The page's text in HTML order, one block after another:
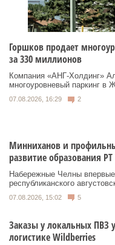
Горшков продает
за 330 миллионов
Компания «АНГ-Холдинг»
многоуровневый паркинг в
07.08.2026, 16:29 2
Минниханов и
развитие образования РТ
Набережные Челны
республиканского
07.08.2026, 15:02 5
Заказы у локальных ПВЗ
логистике Wildberries